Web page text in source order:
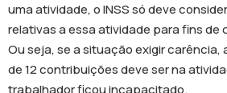
uma atividade, o INSS só deve
relativas a essa atividade para fins de
Ou seja, se a situação exigir carência,
de 12 contribuições deve ser na
trabalhador ficou incapacitado.